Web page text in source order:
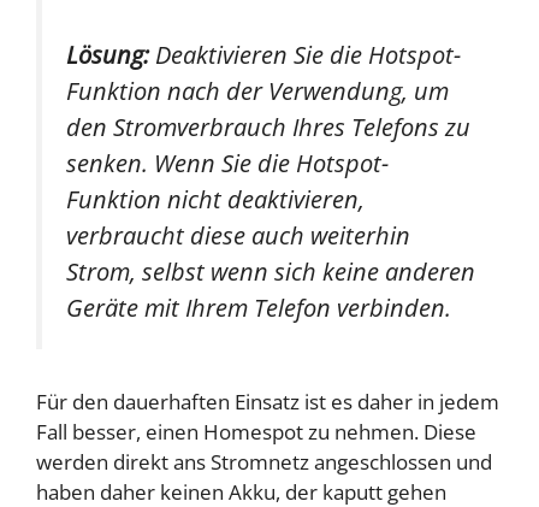
Lösung:Deaktivieren Sie die Hotspot-
Funktion nach der Verwendung, um
den Stromverbrauch Ihres Telefons zu
senken. Wenn Sie die Hotspot-
Funktion nicht deaktivieren,
verbraucht diese auch weiterhin
Strom, selbst wenn sich keine anderen
Geräte mit Ihrem Telefon verbinden.
Für den dauerhaften Einsatz ist es daher in jedem
Fall besser, einen Homespot zu nehmen. Diese
werden direkt ans Stromnetz angeschlossen und
haben daher keinen Akku, der kaputt gehen